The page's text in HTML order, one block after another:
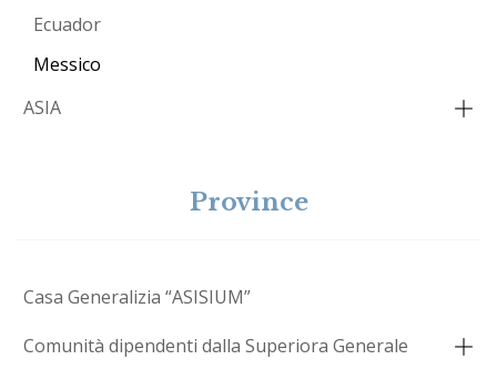
Ecuador
Messico
ASIA
Province
Casa Generalizia “ASISIUM”
Comunità dipendenti dalla Superiora Generale